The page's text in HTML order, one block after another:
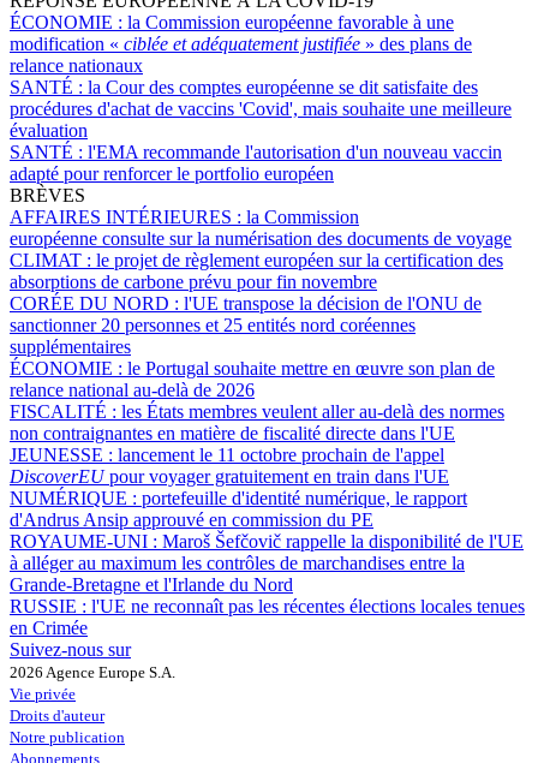
ÉCONOMIE : la Commission européenne favorable à une
modification « ciblée et adéquatement justifiée » des plans de
relance nationaux
SANTÉ : la Cour des comptes européenne se dit satisfaite des
procédures d'achat de vaccins 'Covid', mais souhaite une meilleure
évaluation
SANTÉ : l'EMA recommande l'autorisation d'un nouveau vaccin
adapté pour renforcer le portfolio européen
BRÈVES
AFFAIRES INTÉRIEURES : la Commission
européenne consulte sur la numérisation des documents de voyage
CLIMAT : le projet de règlement européen sur la certification des
absorptions de carbone prévu pour fin novembre
CORÉE DU NORD : l'UE transpose la décision de l'ONU de
sanctionner 20 personnes et 25 entités nord coréennes
supplémentaires
ÉCONOMIE : le Portugal souhaite mettre en œuvre son plan de
relance national au-delà de 2026
FISCALITÉ : les États membres veulent aller au-delà des normes
non contraignantes en matière de fiscalité directe dans l'UE
JEUNESSE : lancement le 11 octobre prochain de l'appel
DiscoverEUpour voyager gratuitement en train dans l'UE
NUMÉRIQUE : portefeuille d'identité numérique, le rapport
d'Andrus Ansip approuvé en commission du PE
ROYAUME-UNI : Maroš Šefčovič rappelle la disponibilité de l'UE
à alléger au maximum les contrôles de marchandises entre la
Grande-Bretagne et l'Irlande du Nord
RUSSIE : l'UE ne reconnaît pas les récentes élections locales tenues
en Crimée
Suivez-nous sur
2026 Agence Europe S.A.
Vie privée
Droits d'auteur
Notre publication
Abonnements